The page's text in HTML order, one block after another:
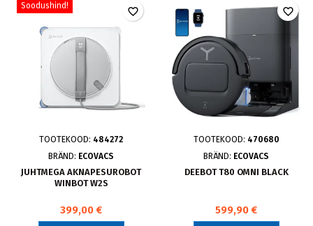
Soodushind!
TOOTEKOOD: 484272
BRÄND: ECOVACS
JUHTMEGA AKNAPESUROBOT
WINBOT W2S
399,00 €
favorite_border
TOOTEKOOD: 470680
BRÄND: ECOVACS
DEEBOT T80 OMNI BLACK
599,90 €
favorite_border